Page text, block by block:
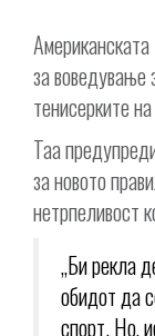
за воведување
тенисерките
Таа
за новото
нетрпеливост
„Би рекла
обидот да
спорт. Но,